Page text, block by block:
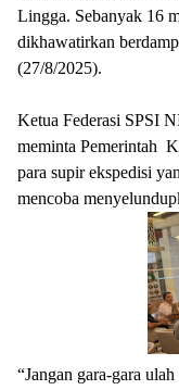
Lingga. Sebanyak 16
dikhawatirkan
(27/8/2025).
Ketua Federasi SPSI
meminta Pemerintah
para supir ekspedisi
mencoba
“Jangan gara-gara